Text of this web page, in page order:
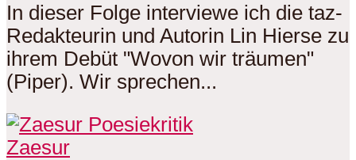
In dieser Folge interviewe ich die taz-
Redakteurin und Autorin Lin Hierse zu
ihrem Debüt "Wovon wir träumen"
(Piper). Wir sprechen...
Zaesur